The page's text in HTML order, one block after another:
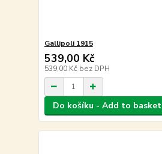
Gallipoli 1915
539,00 Kč
539,00 Kč bez DPH
Do košíku - Add to basket